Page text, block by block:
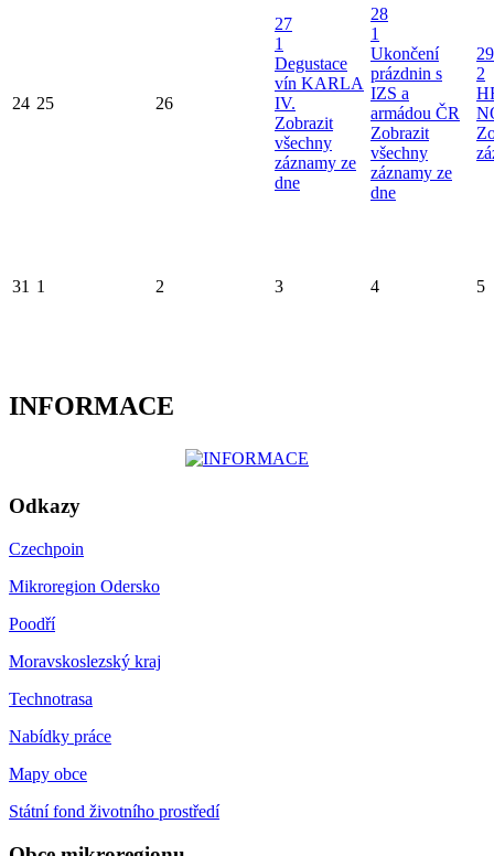
24 25 26
27
1
Degustace
vín KARLA
IV.
Zobrazit
všechny
záznamy ze
dne
28
1
Ukončení
prázdnin s
IZS a
armádou ČR
Zobrazit
všechny
záznamy ze
dne
29
2
31 1 2 3 4 5
INFORMACE
Odkazy
Czechpoin
Mikroregion Odersko
Poodří
Moravskoslezský kraj
Technotrasa
Nabídky práce
Mapy obce
Státní fond životního prostředí